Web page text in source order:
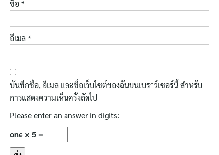
ชื่อ*
อีเมล *
บันทึกชื่อ, อีเมล และชื่อเว็บไซต์ของฉันบนเบราว์เซอร์นี้ สำหรับ
การแสดงความเห็นครั้งถัดไป
Please enter an answer in digits:
one × 5 =